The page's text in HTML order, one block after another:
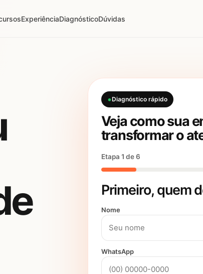
ExperiênciaDiagnósticoDúvidas
Diagnóstico rápido
Veja como sua
transformar o
Etapa 1 de 6
Primeiro, quem
Nome
WhatsApp